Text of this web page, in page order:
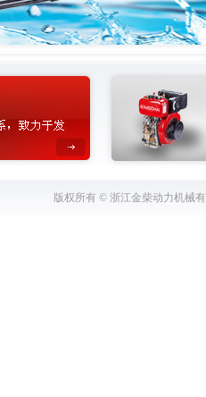
版权所有 © 浙江金柴动力机械